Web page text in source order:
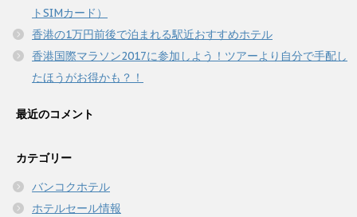
トSIMカード）
香港の1万円前後で泊まれる駅近おすすめホテル
香港国際マラソン2017に参加しよう！ツアーより自分で手配し
たほうがお得かも？！
最近のコメント
カテゴリー
バンコクホテル
ホテルセール情報